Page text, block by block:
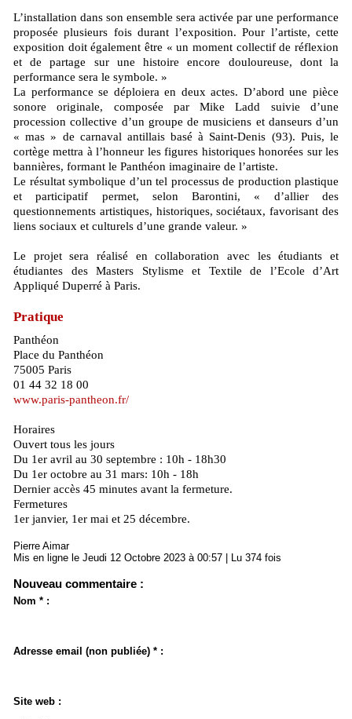
L’installation dans son ensemble sera activée par une performance
proposée plusieurs fois durant l’exposition. Pour l’artiste, cette
exposition doit également être « un moment collectif de réflexion
et de partage sur une histoire encore douloureuse, dont la
performance sera le symbole. »
La performance se déploiera en deux actes. D’abord une pièce
sonore originale, composée par Mike Ladd suivie d’une
procession collective d’un groupe de musiciens et danseurs d’un
« mas » de carnaval antillais basé à Saint-Denis (93). Puis, le
cortège mettra à l’honneur les figures historiques honorées sur les
bannières, formant le Panthéon imaginaire de l’artiste.
Le résultat symbolique d’un tel processus de production plastique
et participatif permet, selon Barontini, « d’allier des
questionnements artistiques, historiques, sociétaux, favorisant des
liens sociaux et culturels d’une grande valeur. »
Le projet sera réalisé en collaboration avec les étudiants et
étudiantes des Masters Stylisme et Textile de l’Ecole d’Art
Appliqué Duperré à Paris.
Pratique
Panthéon
Place du Panthéon
75005 Paris
01 44 32 18 00
www.paris-pantheon.fr/
Horaires
Ouvert tous les jours
Du 1er avril au 30 septembre : 10h - 18h30
Du 1er octobre au 31 mars: 10h - 18h
Dernier accès 45 minutes avant la fermeture.
Fermetures
1er janvier, 1er mai et 25 décembre.
Pierre Aimar
Mis en ligne le Jeudi 12 Octobre 2023 à 00:57 | Lu 374 fois
Nouveau commentaire :
Nom * :
Adresse email (non publiée) * :
Site web :